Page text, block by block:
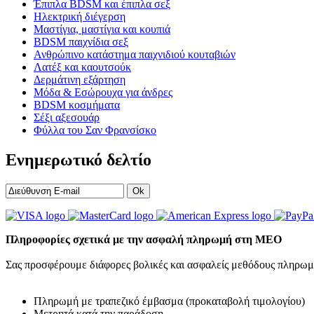
Έπιπλα BDSM και έπιπλα σεξ
Ηλεκτρική διέγερση
Μαστίγια, μαστίγια και κουπιά
BDSM παιχνίδια σεξ
Ανθρώπινο κατάστημα παιχνιδιού κουταβιών
Λατέξ και καουτσούκ
Δερμάτινη εξάρτηση
Μόδα & Εσώρουχα για άνδρες
BDSM κοσμήματα
Σέξι αξεσουάρ
Φύλλα του Σαν Φρανσίσκο
Ενημερωτικό δελτίο
Ok
Πληροφορίες σχετικά με την ασφαλή πληρωμή στη MEO
Σας προσφέρουμε διάφορες βολικές και ασφαλείς μεθόδους
Πληρωμή με τραπεζικό έμβασμα (προκαταβολή τιμολογίου)